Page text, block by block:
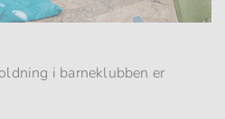
i barneklubben er